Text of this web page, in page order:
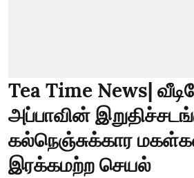
Tea Time News|
அப்பாவின்
கல்நெஞ்சுக்கார
இரக்கமற்ற செயல்